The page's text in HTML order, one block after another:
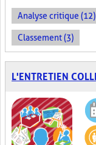
Analyse critique (12)
Classement (3)
L'ENTRETIEN